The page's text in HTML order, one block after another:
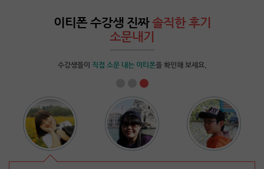
이티폰 수강생 진짜솔직한 후기
소문내기
수강생들이 직접 소문 내는 이티폰을 확인해 보세요.